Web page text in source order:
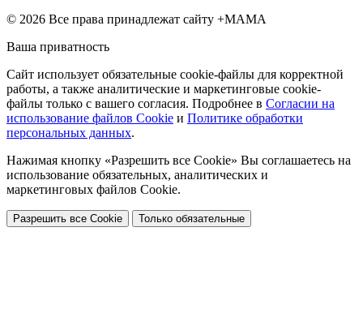
© 2026 Все права принадлежат сайту +МАМА
Ваша приватность
Сайт использует обязательные cookie-файлы для корректной
работы, а также аналитические и маркетинговые cookie-
файлы только с вашего согласия. Подробнее в Согласии на
использование файлов Cookie и Политике обработки
персональных данных.
Нажимая кнопку «Разрешить все Cookie» Вы соглашаетесь на
использование обязательных, аналитических и
маркетинговых файлов Cookie.
Разрешить все Cookie Только обязательные